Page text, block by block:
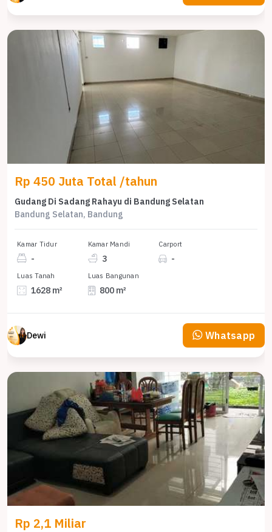
Rp 450 Juta Total /tahun
Gudang Di Sadang Rahayu di Bandung Selatan
Bandung Selatan, Bandung
Kamar Tidur
-
Kamar Mandi
3
Carport
-
Luas Tanah
1628 m²
Luas Bangunan
800 m²
Dewi Whatsapp
Rp 2,1 Miliar